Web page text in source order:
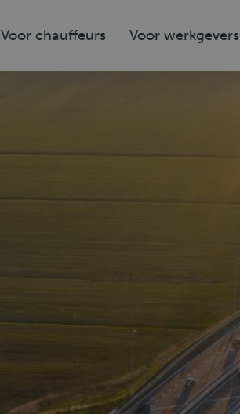
Voor chauffeurs Voor werkgevers